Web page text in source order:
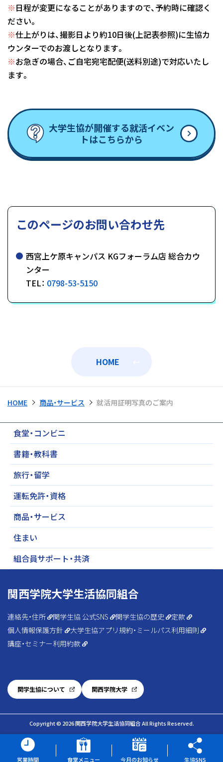
※日程が変更になることがありますので、予約時に確認く
ださい。
※仕上がりは、撮影日より約10日後(上記表参照)に生協カ
ウンターでのお渡しとなります。
※お急ぎの場合、ご自宅宛宅配便(送料別途)で対応いたし
ます。
大学生協が開催する就活イベン
トはこちらから
このページのお問い合わせ先
西宮上ケ原キャンパス KGフォーラム店 総合カウ
ンター
TEL： 0798-53-5150
HOME
HOME 商品・サービス 就活用証明写真のご案内
営業時間 食堂メニュー 今月のお知らせ 生協SNS
食堂・コンビニ
書籍・教科書
旅行・留学
運転免許・資格
商品・サービス
住まい
組合員サポート・共済
関西学院大学生活協同組合
連絡先・住所 関学生協 公式SNS 関学生協の歴史
定款
個人情報保護方針
大学生協アプリ規約・ミールパス利用細則
講座・セミナー利用約款
関学生協について 関西学院大学
Copyright © 2026 関西学院大学生活協同組合 All Rights Reserved.